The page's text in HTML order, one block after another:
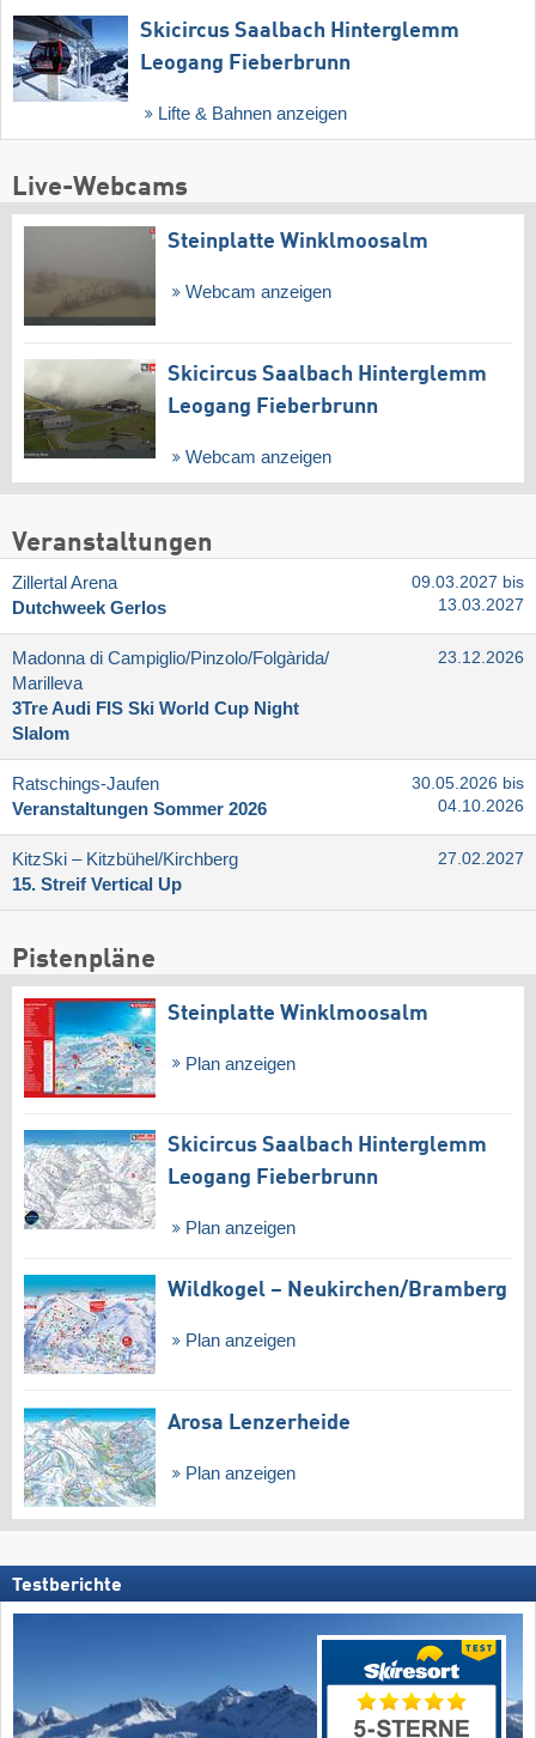
Skicircus Saalbach Hinterglemm
Leogang Fieberbrunn
Lifte & Bahnen anzeigen
Live-Webcams
Steinplatte Winklmoosalm
Webcam anzeigen
Skicircus Saalbach Hinterglemm
Leogang Fieberbrunn
Webcam anzeigen
Veranstaltungen
Zillertal Arena
Dutchweek Gerlos
09.03.2027 bis
13.03.2027
Madonna di Campiglio/​Pinzolo/​Folgàrida/​
Marilleva
3Tre Audi FIS Ski World Cup Night
Slalom
23.12.2026
Ratschings-Jaufen
Veranstaltungen Sommer 2026
30.05.2026 bis
04.10.2026
KitzSki – Kitzbühel/​Kirchberg
15. Streif Vertical Up
27.02.2027
Pistenpläne
Steinplatte Winklmoosalm
Plan anzeigen
Skicircus Saalbach Hinterglemm
Leogang Fieberbrunn
Plan anzeigen
Wildkogel – Neukirchen/​Bramberg
Plan anzeigen
Arosa Lenzerheide
Plan anzeigen
Testberichte